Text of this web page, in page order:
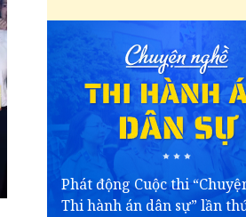
Phát động Cuộc thi
Thi hành án dân sự” lần